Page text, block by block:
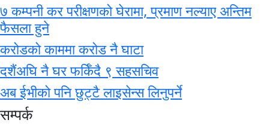
७ कम्पनी कर परीक्षणको घेरामा, प्रमाण नल्याए अन्तिम
फैसला हुने
करोडको काममा करोड नै घाटा
दशैंअघि नै घर फर्किँदै ९ सहसचिव
अब ईभीको पनि छुट्टै लाइसेन्स लिनुपर्ने
सम्पर्क